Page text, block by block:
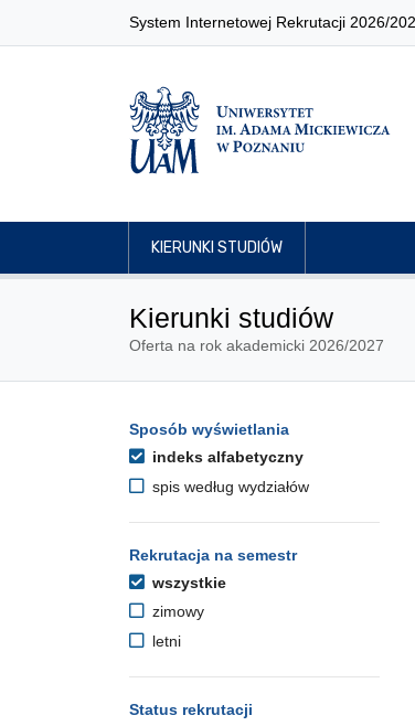
System Internetowej Rekrutacji 2026/
KIERUNKI STUDIÓW
Kierunki studiów
Oferta na rok akademicki 2026/2027
Opcje filtrowania
Przejdź do listy kierunków
Sposób wyświetlania
indeks alfabetyczny
spis według wydziałów
Rekrutacja na semestr
wszystkie
zimowy
letni
Status rekrutacji